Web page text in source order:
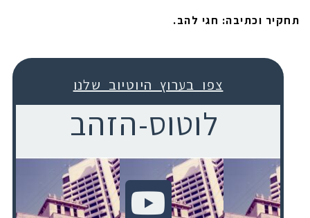
תחקיר וכתיבה: חגי להב.
צפו בערוץ היוטיוב שלנו
לוטוס-הזהב